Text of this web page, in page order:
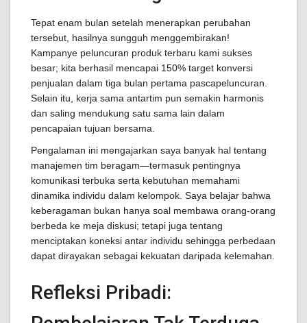
Tepat enam bulan setelah menerapkan perubahan
tersebut, hasilnya sungguh menggembirakan!
Kampanye peluncuran produk terbaru kami sukses
besar; kita berhasil mencapai 150% target konversi
penjualan dalam tiga bulan pertama pascapeluncuran.
Selain itu, kerja sama antartim pun semakin harmonis
dan saling mendukung satu sama lain dalam
pencapaian tujuan bersama.
Pengalaman ini mengajarkan saya banyak hal tentang
manajemen tim beragam—termasuk pentingnya
komunikasi terbuka serta kebutuhan memahami
dinamika individu dalam kelompok. Saya belajar bahwa
keberagaman bukan hanya soal membawa orang-orang
berbeda ke meja diskusi; tetapi juga tentang
menciptakan koneksi antar individu sehingga perbedaan
dapat dirayakan sebagai kekuatan daripada kelemahan.
Refleksi Pribadi: